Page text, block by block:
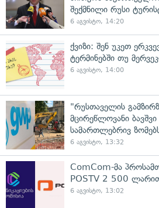
შექმნილი რუსი
6 აგვისტო, 14:20
ქვიზი: შენ უკეთ
ტერმინებში თუ
6 აგვისტო, 14:00
"რუსთაველის
მცირეწლოვანი
სამართლებრივ
6 აგვისტო, 13:32
ComCom-მა
POSTV 2 500
6 აგვისტო, 13:02